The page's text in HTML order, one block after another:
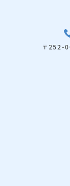
〒252-